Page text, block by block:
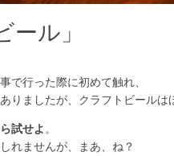
ール」
で行った際に初めて触れ、
りましたが、クラフトビールは
試せよ 。
れませんが、まあ、ね？